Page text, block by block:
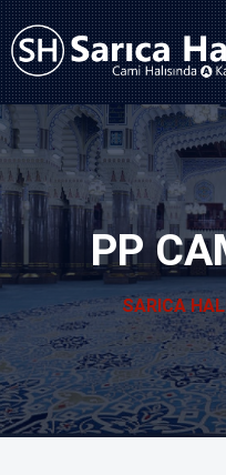
PP
SARICA HALI